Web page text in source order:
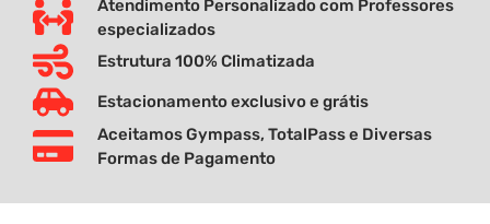
Atendimento Personalizado com Professores
especializados
Estrutura 100% Climatizada
Estacionamento exclusivo e grátis
Aceitamos Gympass, TotalPass e Diversas
Formas de Pagamento